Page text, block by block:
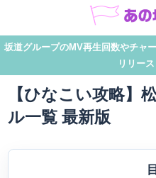
坂道グループのMV再生回数やチャ
リリー
【ひなこい攻略】
ル一覧 最新版